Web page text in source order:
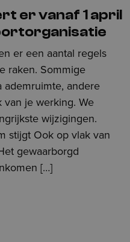
er vanaf 1 april
er een aantal regels
raken. Sommige
ademruimte, andere
je werking. We
wijzigingen.
stijgt Ook op vlak van
gewaarborgd
[…]